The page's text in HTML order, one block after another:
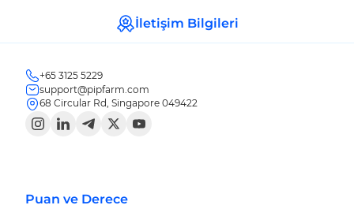
İletişim Bilgileri
+65 3125 5229
support@pipfarm.com
68 Circular Rd, Singapore 049422
Puan ve Derece